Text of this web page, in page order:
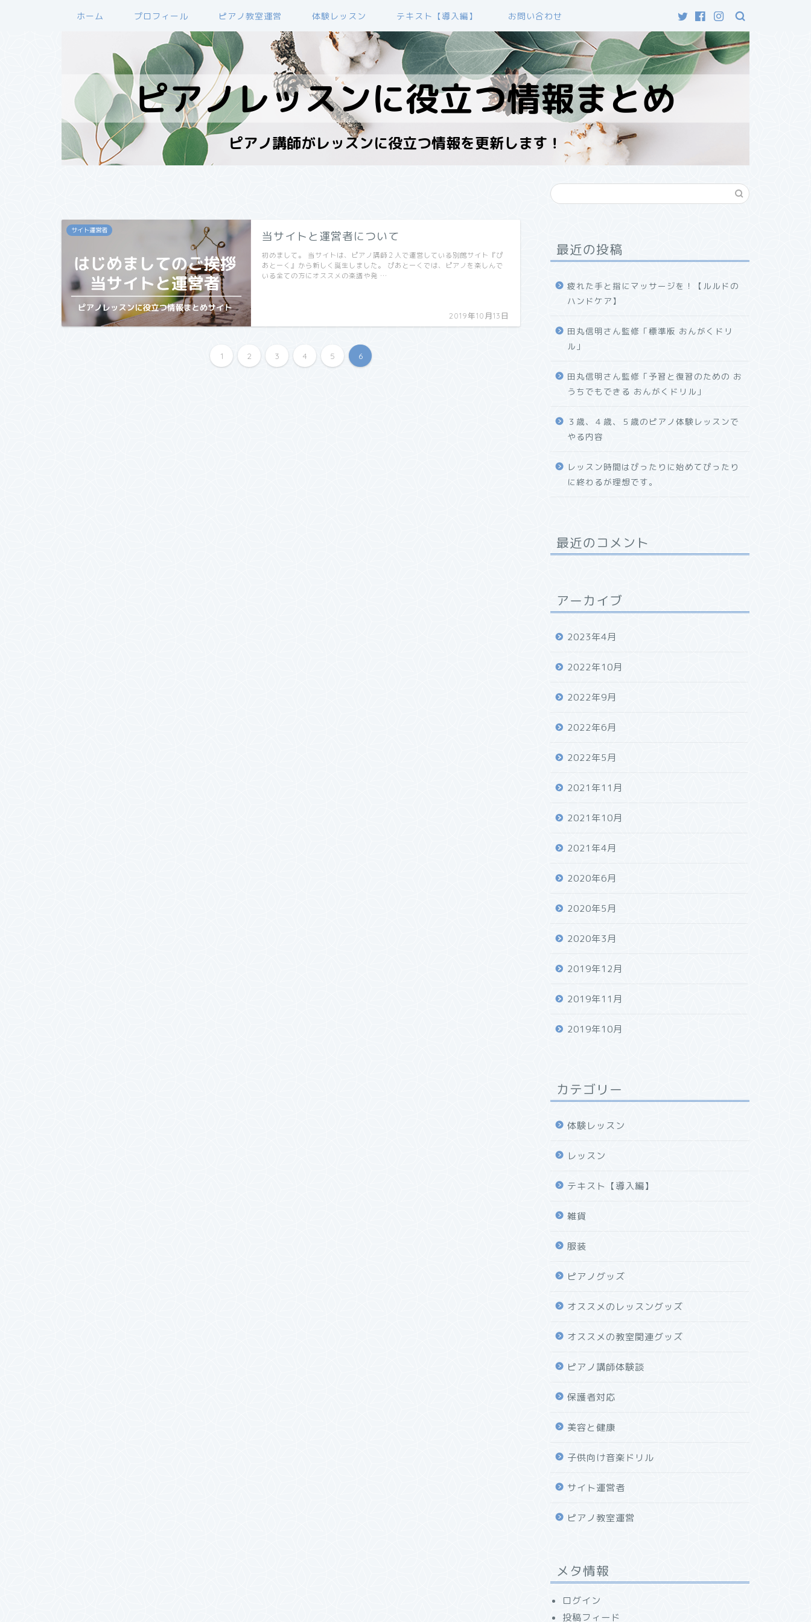
ホーム プロフィール ピアノ教室運営 体験レッスン テキスト【導入編】 お問い合わせ
サイト運営者 当サイトと運営者について
2019年10月13日
初めまして。 当サイトは、ピアノ講師２人で運営している別館サイト『ぴ
あとーく』から新しく誕生しました。 ぴあとーくでは、ピアノを楽しんで
いる全ての方にオススメの楽譜や発 …
1 2 3 4 5 6
最近の投稿
疲れた手と指にマッサージを！【ルルドの
ハンドケア】
田丸信明さん監修「標準版 おんがくドリ
ル」
田丸信明さん監修「予習と復習のための お
うちでもできる おんがくドリル」
３歳、４歳、５歳のピアノ体験レッスンで
やる内容
レッスン時間はぴったりに始めてぴったり
に終わるが理想です。
最近のコメント
アーカイブ
2023年4月
2022年10月
2022年9月
2022年6月
2022年5月
2021年11月
2021年10月
2021年4月
2020年6月
2020年5月
2020年3月
2019年12月
2019年11月
2019年10月
カテゴリー
体験レッスン
レッスン
テキスト【導入編】
雑貨
服装
ピアノグッズ
オススメのレッスングッズ
オススメの教室関連グッズ
ピアノ講師体験談
保護者対応
美容と健康
子供向け音楽ドリル
サイト運営者
ピアノ教室運営
メタ情報
ログイン
投稿フィード